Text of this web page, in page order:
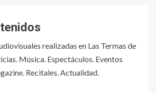
realizadas en Las Termas de
Música. Espectáculos. Eventos
Recitales. Actualidad.